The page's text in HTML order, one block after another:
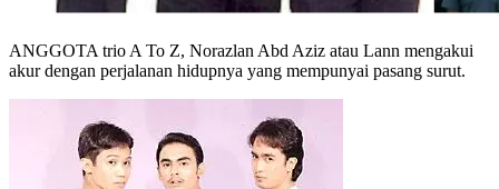
ANGGOTA trio A To Z, Norazlan Abd Aziz atau Lann mengakui
akur dengan perjalanan hidupnya yang mempunyai pasang surut.